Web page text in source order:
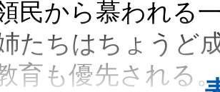
！
描写あり, 女主人公, 乙
民から慕われる
たちはちょうど
育も優先される